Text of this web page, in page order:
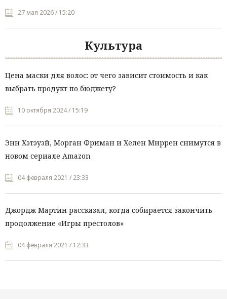
27 мая 2026 / 15:20
Культура
Цена маски для волос: от чего зависит стоимость и как
выбрать продукт по бюджету?
10 октября 2024 / 15:19
Энн Хэтэуэй, Морган Фриман и Хелен Миррен снимутся в
новом сериале Amazon
04 февраля 2021 / 23:33
Джордж Мартин рассказал, когда собирается закончить
продолжение «Игры престолов»
04 февраля 2021 / 12:33